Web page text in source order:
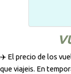
✈️ El precio de los
que viajeis. En